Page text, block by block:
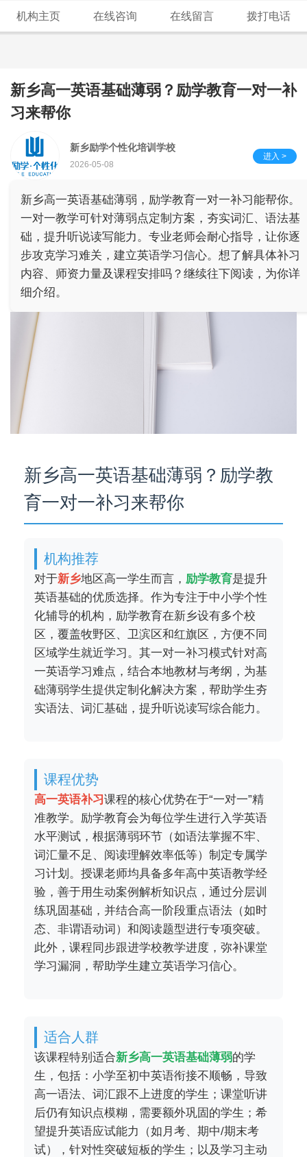
机构主页 在线咨询 在线留言 拨打电话
新乡高一英语基础薄弱？励学教育一对一补
习来帮你
新乡励学个性化培训学校
2026-05-08
进入 >
新乡高一英语基础薄弱，励学教育一对一补习能帮你。
一对一教学可针对薄弱点定制方案，夯实词汇、语法基
础，提升听说读写能力。专业老师会耐心指导，让你逐
步攻克学习难关，建立英语学习信心。想了解具体补习
内容、师资力量及课程安排吗？继续往下阅读，为你详
细介绍。
新乡高一英语基础薄弱？励学教
育一对一补习来帮你
机构推荐
对于新乡地区高一学生而言， 励学教育是提升
英语基础的优质选择。作为专注于中小学个性
化辅导的机构，励学教育在新乡设有多个校
区，覆盖牧野区、卫滨区和红旗区，方便不同
区域学生就近学习。其一对一补习模式针对高
一英语学习难点，结合本地教材与考纲，为基
础薄弱学生提供定制化解决方案，帮助学生夯
实语法、词汇基础，提升听说读写综合能力。
课程优势
高一英语补习 课程的核心优势在于“一对一”精
准教学。励学教育会为每位学生进行入学英语
水平测试，根据薄弱环节（如语法掌握不牢、
词汇量不足、阅读理解效率低等）制定专属学
习计划。授课老师均具备多年高中英语教学经
验，善于用生动案例解析知识点，通过分层训
练巩固基础，并结合高一阶段重点语法（如时
态、非谓语动词）和阅读题型进行专项突破。
此外，课程同步跟进学校教学进度，弥补课堂
学习漏洞，帮助学生建立英语学习信心。
适合人群
该课程特别适合新乡高一英语基础薄弱的学
生，包括：小学至初中英语衔接不顺畅，导致
高一语法、词汇跟不上进度的学生；课堂听讲
后仍有知识点模糊，需要额外巩固的学生；希
望提升英语应试能力（如月考、期中/期末考
试），针对性突破短板的学生；以及学习主动